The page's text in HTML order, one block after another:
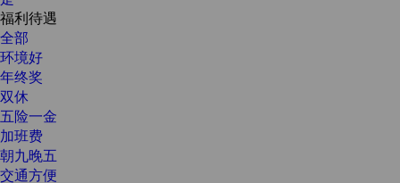
福利待遇
全部
环境好
年终奖
双休
五险一金
加班费
朝九晚五
交通方便